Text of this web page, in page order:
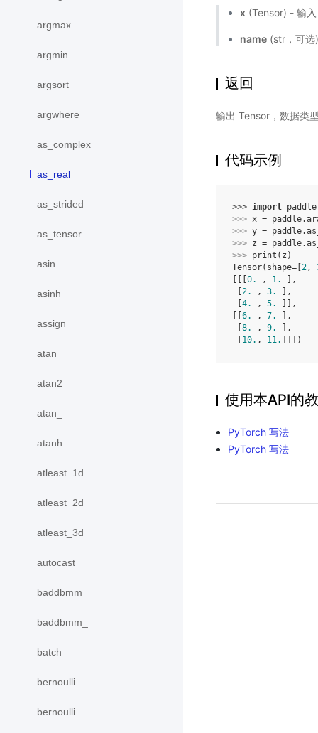
argmax
argmin
argsort
argwhere
as_complex
as_real
as_strided
as_tensor
asin
asinh
assign
atan
atan2
atan_
atanh
atleast_1d
atleast_2d
atleast_3d
autocast
baddbmm
baddbmm_
batch
bernoulli
bernoulli_
x (Tensor) - 输
name (str，可
返回
输出 Tensor，数据
代码示例
>>> import paddle
>>> x = paddle.
>>> y = paddle.
>>> z = paddle.
>>> print ( z )
Tensor(shape=[2 ,
[[[0. , 1.
],
[2. , 3.
],
[4. , 5.
]],
[[6. , 7.
],
[8. , 9.
],
[10. , 11. ]]])
使用本API的
PyTorch 写法
PyTorch 写法